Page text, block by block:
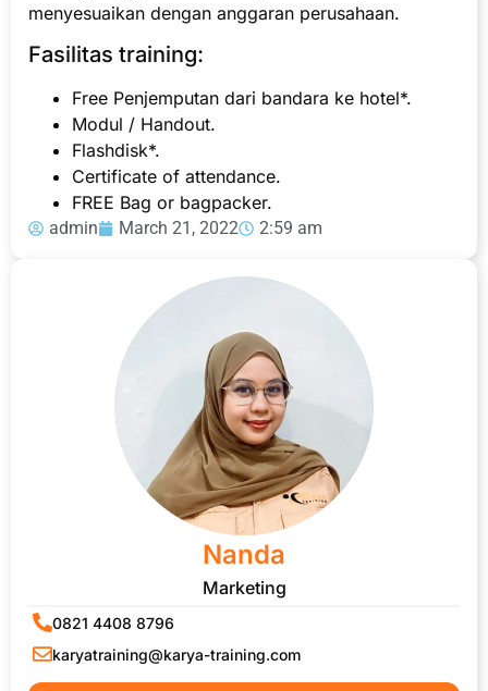
menyesuaikan dengan anggaran perusahaan.
Fasilitas training:
Free Penjemputan dari bandara ke hotel*.
Modul / Handout.
Flashdisk*.
Certificate of attendance.
FREE Bag or bagpacker.
admin March 21, 2022 2:59 am
Nanda
Marketing
0821 4408 8796
karyatraining@karya-training.com